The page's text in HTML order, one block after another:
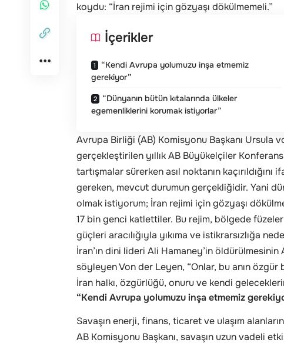
koydu: “İran rejimi için gözyaşı dökülmemeli.”
İçerikler
“Kendi Avrupa yolumuzu inşa etmemiz
gerekiyor”
“Dünyanın bütün kıtalarında ülkeler
egemenliklerini korumak istiyorlar”
Avrupa Birliği (AB) Komisyonu Başkanı Ursula
gerçekleştirilen yıllık AB Büyükelçiler
tartışmalar sürerken asıl noktanın
gereken, mevcut durumun gerçekliğidir. Yani
olmak istiyorum; İran rejimi için gözyaşı
17 bin genci katlettiler. Bu rejim, bölgede
güçleri aracılığıyla yıkıma ve istikrarsızlığa
İran’ın dini lideri Ali Hamaney’in
söyleyen Von der Leyen, “Onlar, bu anın
İran halkı, özgürlüğü, onuru ve kendi
“Kendi Avrupa yolumuzu inşa etmemiz
Savaşın enerji, finans, ticaret ve ulaşım
AB Komisyonu Başkanı, savaşın uzun vadeli